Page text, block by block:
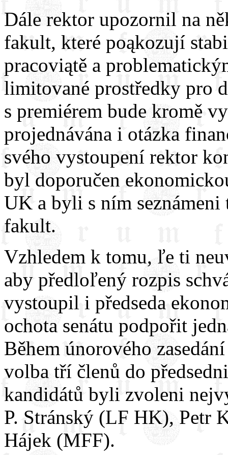
Dále rektor upozornil na
fakult, které poąkozují
pracoviątě a
limitované prostředky pro
s premiérem bude kromě
projednávána i otázka
svého vystoupení rektor
byl doporučen
UK a byli s ním
fakult.
Vzhledem k tomu, ľe ti
aby předloľený rozpis
vystoupil i předseda
ochota senátu podpořit
Během únorového
volba tří členů do
kandidátů byli zvoleni
P. Stránský (LF HK), Petr
Hájek (MFF).